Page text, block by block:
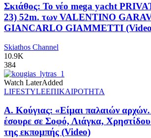
Σκιάθος: Το νέο mega yacht
23) 52m. των VALENTINO
GIANCARLO GIAMMETTI
Skiathos Channel
10.9K
384
Watch LaterAdded
LIFESTYLEΕΠΙΚΑΙΡΟΤΗΤΑ
Α. Κούγιας: «Είμαι παλαιών
έσουρε σε Σοφό, Λιάγκα,
της εκπομπής (Video)